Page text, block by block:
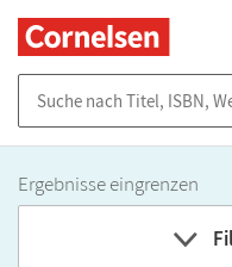
Ergebnisse eingrenzen